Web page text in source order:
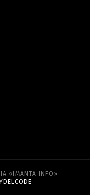
«IMANTA INFO»